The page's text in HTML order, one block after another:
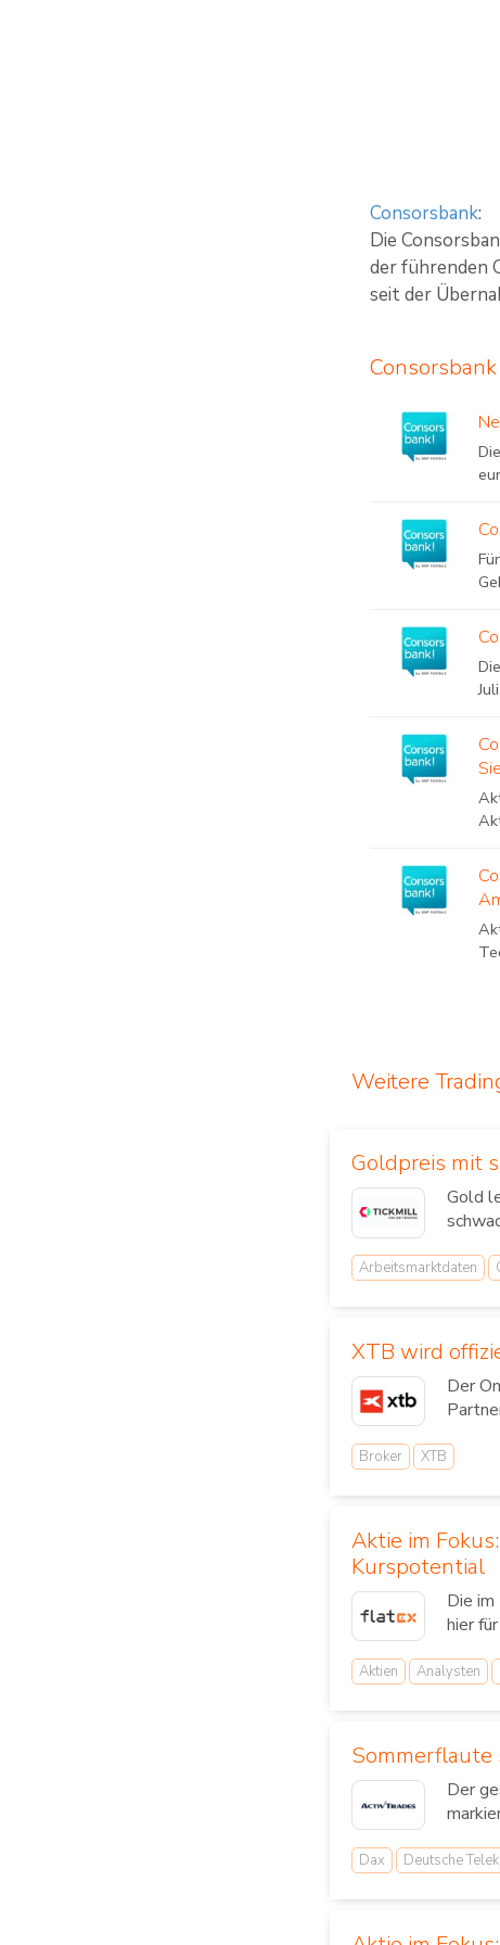
Consorsbank:
Die
der führenden
seit der
Weitere
Goldpreis mit
Gold
Arbeitsmarktdaten
XTB wird
Der
Broker XTB
Aktie im
Kurspotential
Die
hier
Aktien Analysten
Sommerflaute
Der
Dax Deutsche